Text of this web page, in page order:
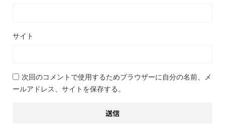
サイト
次回のコメントで使用するためブラウザーに自分の名前、メ
ールアドレス、サイトを保存する。